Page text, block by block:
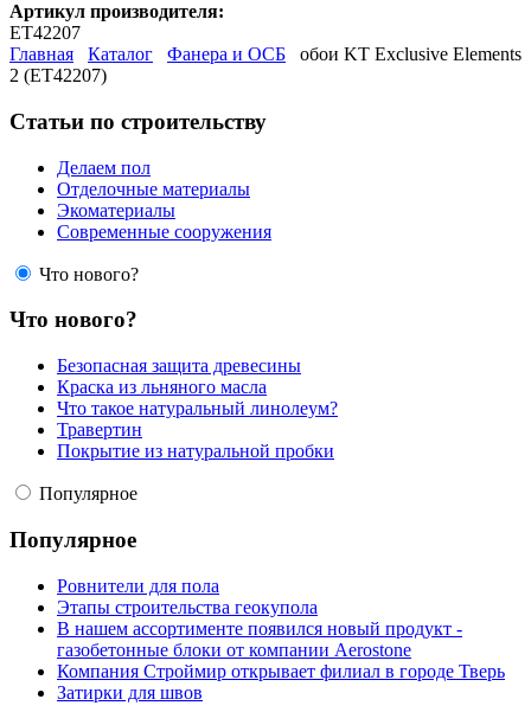
Артикул производителя:
ET42207
Главная
Каталог Фанера и ОСБ
обои KT Exclusive Elements
2 (ET42207)
Статьи по строительству
Делаем пол
Отделочные материалы
Экоматериалы
Современные сооружения
Что нового?
Что нового?
Безопасная защита древесины
Краска из льняного масла
Что такое натуральный линолеум?
Травертин
Покрытие из натуральной пробки
Популярное
Популярное
Ровнители для пола
Этапы строительства геокупола
В нашем ассортименте появился новый продукт -
газобетонные блоки от компании Aerostone
Компания Строймир открывает филиал в городе Тверь
Затирки для швов